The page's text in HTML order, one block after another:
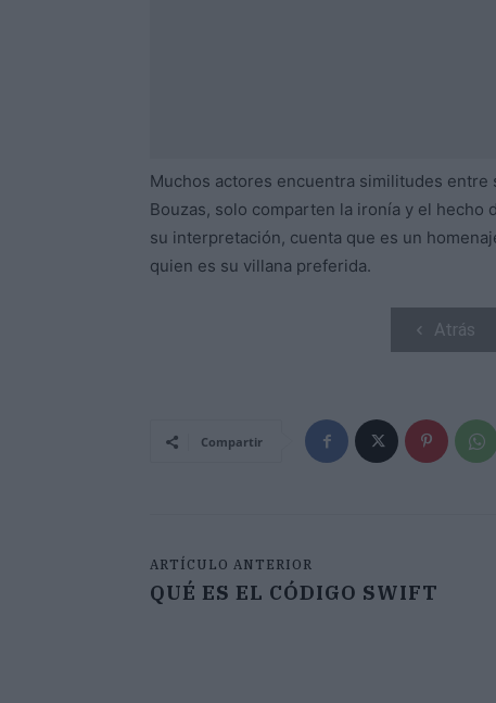
Muchos actores encuentra similitudes entre
Bouzas, solo comparten la ironía y el hecho
su interpretación, cuenta que es un
quien es su villana preferida.
Atrás
Compartir
ARTÍCULO ANTERIOR
QUÉ ES EL CÓDIGO SWIFT